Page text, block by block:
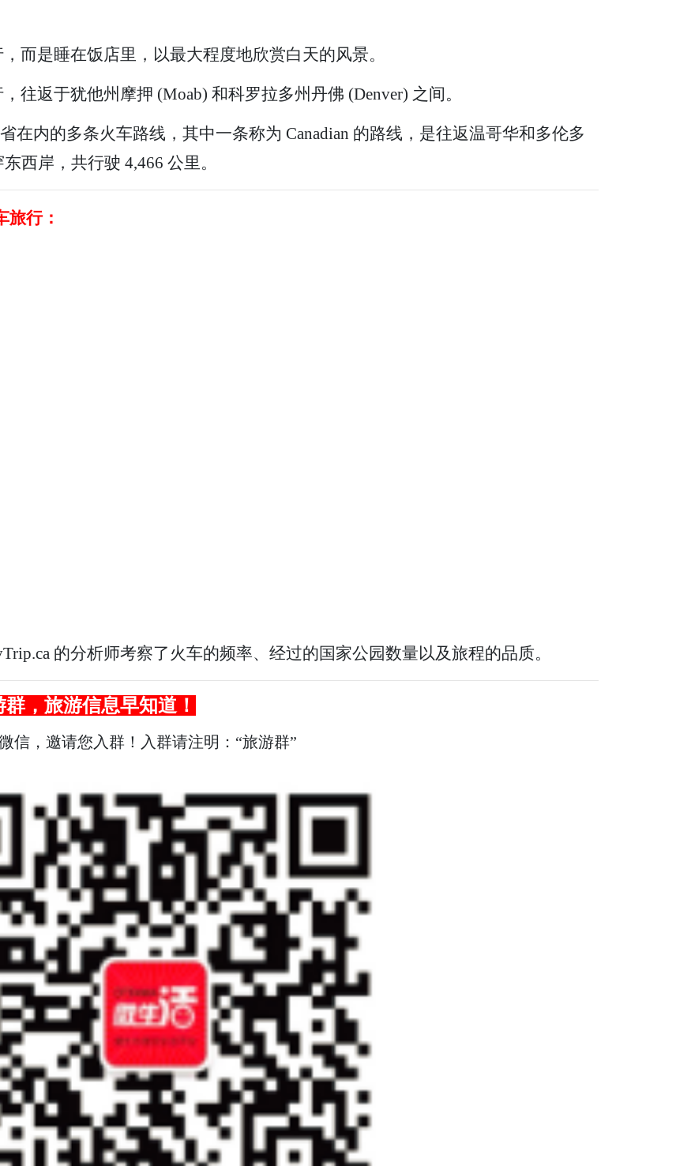
而是睡在饭店里，以最大程度地欣赏白天的风景。
往返于犹他州摩押 (Moab) 和科罗拉多州丹佛 (Denver) 之间。
在内的多条火车路线，其中一条称为 Canadian 的路线，是往返温哥华和多伦多
西岸，共行驶 4,466 公里。
行：
的分析师考察了火车的频率、经过的国家公园数量以及旅程的品质。
，旅游信息早知道！
信，邀请您入群！入群请注明：“旅游群”